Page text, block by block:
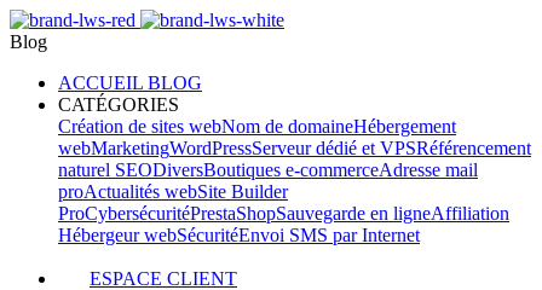
Blog
ACCUEIL BLOG
CATÉGORIES
Création de sites webNom de domaineHébergement
webMarketingWordPressServeur dédié et VPSRéférencement
naturel SEODiversBoutiques e-commerceAdresse mail
proActualités webSite Builder
ProCybersécuritéPrestaShopSauvegarde en ligneAffiliation
Hébergeur webSécuritéEnvoi SMS par Internet
ESPACE CLIENT